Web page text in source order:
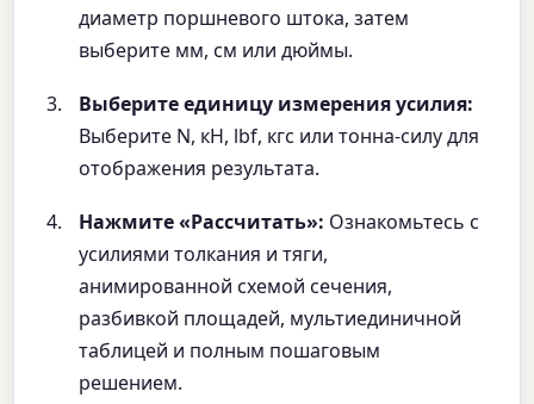
диаметр поршневого штока, затем
выберите мм, см или дюймы.
Выберите единицу измерения усилия:
Выберите N, кН, lbf, кгс или тонна-силу для
отображения результата.
Нажмите «Рассчитать»: Ознакомьтесь с
усилиями толкания и тяги,
анимированной схемой сечения,
разбивкой площадей, мультиединичной
таблицей и полным пошаговым
решением.